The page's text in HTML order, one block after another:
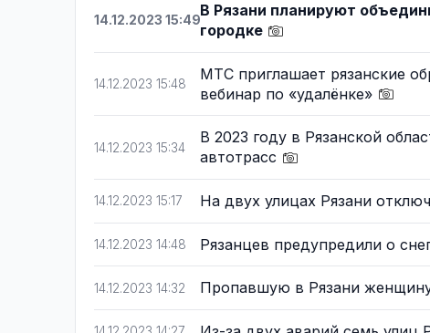
14.12.2023 15:49
В Рязани планируют
городке
14.12.2023 15:48
МТС приглашает рязанские
вебинар по «удалёнке»
14.12.2023 15:34
В 2023 году в Рязанской
автотрасс
14.12.2023 15:17 На двух улицах Рязани
14.12.2023 14:48 Рязанцев предупредили о
14.12.2023 14:32 Пропавшую в Рязани